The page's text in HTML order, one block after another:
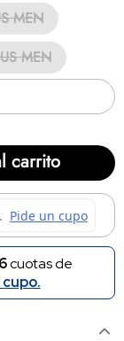
MEN
MEN
carrito
6cuotas de